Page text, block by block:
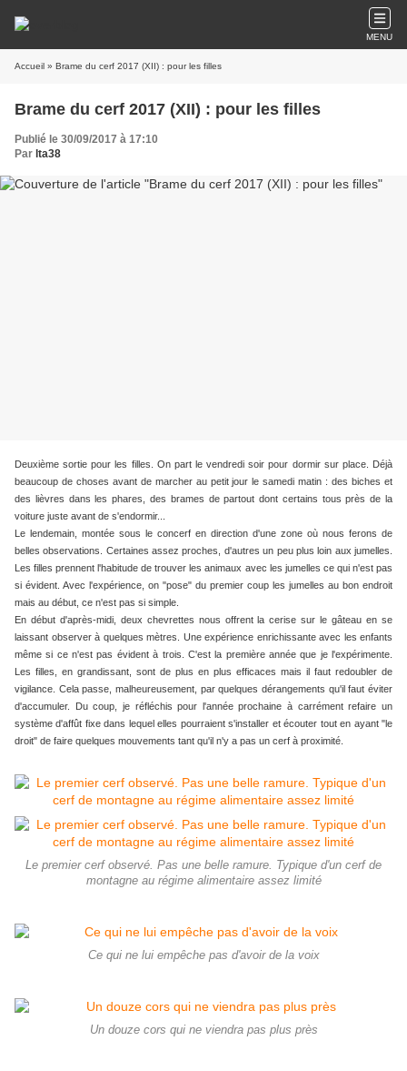
MENU
Accueil » Brame du cerf 2017 (XII) : pour les filles
Brame du cerf 2017 (XII) : pour les filles
Publié le 30/09/2017 à 17:10
Par lta38
Deuxième sortie pour les filles. On part le vendredi soir pour dormir sur place. Déjà
beaucoup de choses avant de marcher au petit jour le samedi matin : des biches et
des lièvres dans les phares, des brames de partout dont certains tous près de la
voiture juste avant de s'endormir...
Le lendemain, montée sous le concerf en direction d'une zone où nous ferons de
belles observations. Certaines assez proches, d'autres un peu plus loin aux jumelles.
Les filles prennent l'habitude de trouver les animaux avec les jumelles ce qui n'est pas
si évident. Avec l'expérience, on "pose" du premier coup les jumelles au bon endroit
mais au début, ce n'est pas si simple.
En début d'après-midi, deux chevrettes nous offrent la cerise sur le gâteau en se
laissant observer à quelques mètres. Une expérience enrichissante avec les enfants
même si ce n'est pas évident à trois. C'est la première année que je l'expérimente.
Les filles, en grandissant, sont de plus en plus efficaces mais il faut redoubler de
vigilance. Cela passe, malheureusement, par quelques dérangements qu'il faut éviter
d'accumuler. Du coup, je réfléchis pour l'année prochaine à carrément refaire un
système d'affût fixe dans lequel elles pourraient s'installer et écouter tout en ayant "le
droit" de faire quelques mouvements tant qu'il n'y a pas un cerf à proximité.
Le premier cerf observé. Pas une belle ramure. Typique d'un cerf de
montagne au régime alimentaire assez limité
Ce qui ne lui empêche pas d'avoir de la voix
Un douze cors qui ne viendra pas plus près